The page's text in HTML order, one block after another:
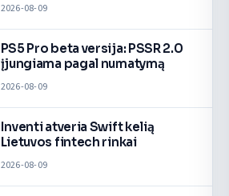
2026-08-09
PS5 Pro beta versija: PSSR 2.0
įjungiama pagal numatymą
2026-08-09
Inventi atveria Swift kelią
Lietuvos fintech rinkai
2026-08-09